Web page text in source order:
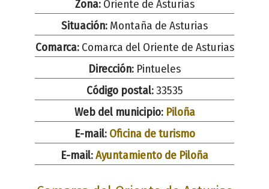
Zona:Oriente de Asturias
Situación: Montaña de Asturias
Comarca:Comarca del Oriente de Asturias
Dirección: Pintueles
Código postal:33535
Web del municipio: Piloña
E-mail: Oficina de turismo
E-mail:Ayuntamiento de Piloña